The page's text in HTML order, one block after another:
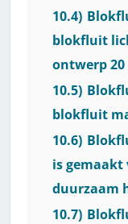
10.4)
blokfluit
ontwerp 20
10.5)
blokfluit
10.6)
is gemaakt
duurzaam
10.7)